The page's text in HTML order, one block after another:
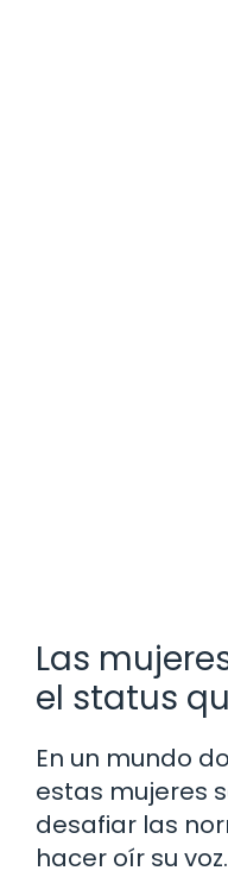
Las
el status
En un mundo
estas mujeres
desafiar las
hacer oír su voz.